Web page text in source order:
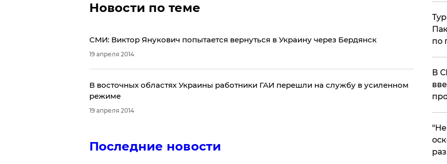
Новости по теме
СМИ: Виктор Янукович попытается вернуться в Украину через Бердянск
19 апреля 2014
В восточных областях Украины работники ГАИ перешли на службу в усиленном
режиме
19 апреля 2014
Последние новости
по
В